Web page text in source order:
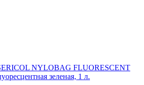
NYLOBAG FLUORESCENT
зеленая, 1 л.